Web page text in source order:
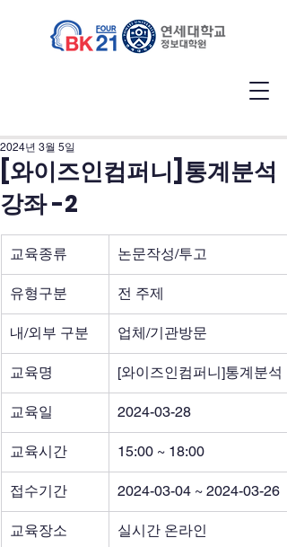
[와이즈인컴퍼니]통계분석
강좌 -2
2024년 3월 5일
교육종류 논문작성/투고
유형구분 전 주제
내/외부 구분 업체/기관방문
교육명 [와이즈인컴퍼니]통계분석
교육일 2024-03-28
교육시간 15:00 ~ 18:00
접수기간 2024-03-04 ~ 2024-03-26
교육장소 실시간 온라인